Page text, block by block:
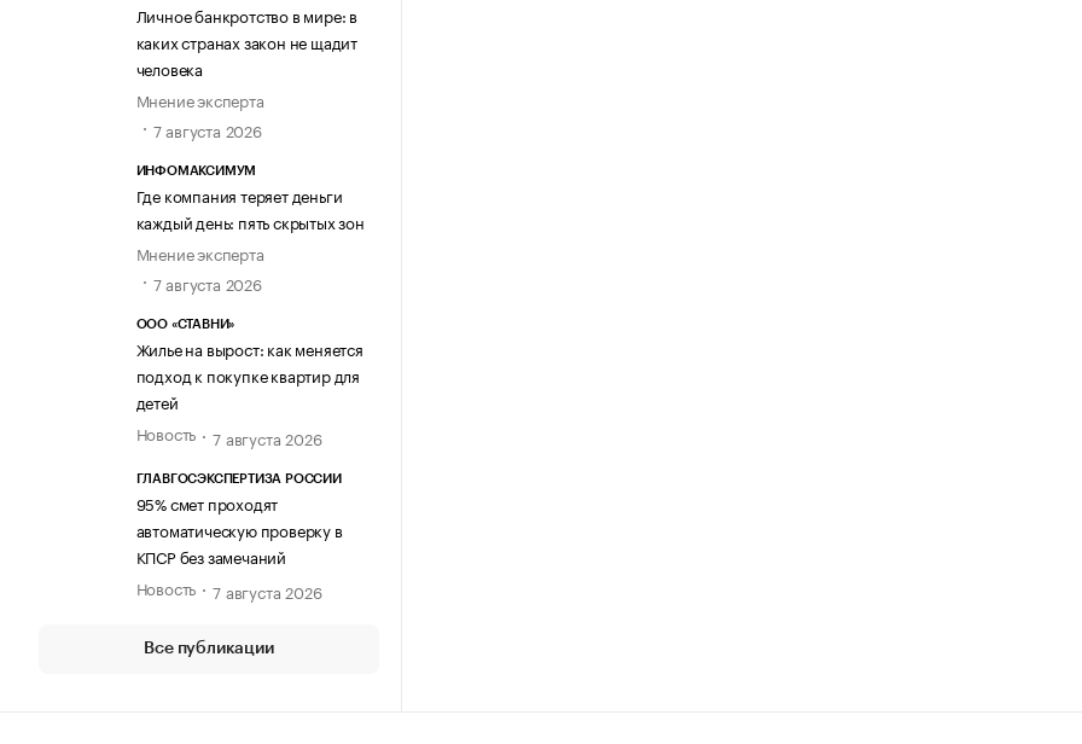
Личное банкротство в мире: в
каких странах закон не щадит
человека
Мнение эксперта
7 августа 2026
ИНФОМАКСИМУМ
Где компания теряет деньги
каждый день: пять скрытых зон
Мнение эксперта
7 августа 2026
ООО «СТАВНИ»
Жилье на вырост: как меняется
подход к покупке квартир для
детей
Новость
7 августа 2026
ГЛАВГОСЭКСПЕРТИЗА РОССИИ
95% смет проходят
автоматическую проверку в
КПСР без замечаний
Новость
7 августа 2026
Все публикации